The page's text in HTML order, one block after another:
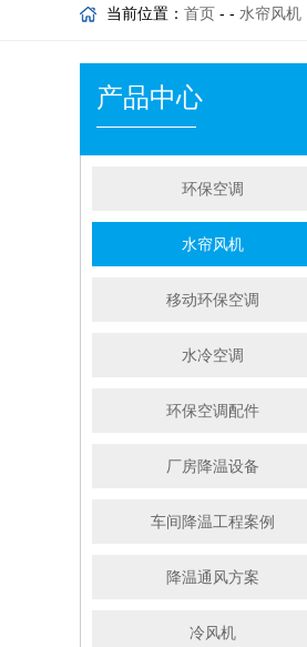
当前位置： 首页 - - 水帘风机
产品中心
环保空调
水帘风机
移动环保空调
水冷空调
环保空调配件
厂房降温设备
车间降温工程案例
降温通风方案
冷风机